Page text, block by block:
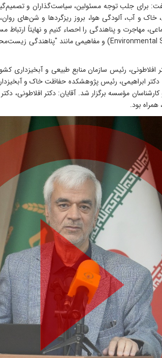
برای جلب توجه مسئولین، سیاست‌گذاران و
خاک و آب، آلودگی هوا، بروز ریزگردها و شن‌های
مهاجرت و پناهندگی را احصاء کنیم و نهایتاً
تخصصی، شنبه 30 خرداد 1405 با حضور دکتر افلاطونی، رئیس سازمان
دکتر ابراهیمی، رئیس پژوهشکده حفاظت خاک و
مؤسسه برگزار شد. آقایان: دکتر افلاطونی،
بود.